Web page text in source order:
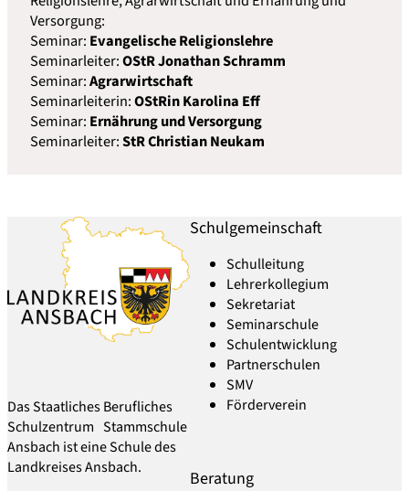
Versorgung:
Seminar: Evangelische Religionslehre
Seminarleiter:OStR Jonathan Schramm
Seminar:Agrarwirtschaft
Seminarleiterin:OStRin Karolina Eff
Seminar: Ernährung und Versorgung
Seminarleiter:StR Christian Neukam
Das Staatliches Berufliches
Schulzentrum Stammschule
Ansbach ist eine Schule des
Landkreises Ansbach.
Schulgemeinschaft
Schulleitung
Lehrerkollegium
Sekretariat
Seminarschule
Schulentwicklung
Partnerschulen
SMV
Förderverein
Beratung